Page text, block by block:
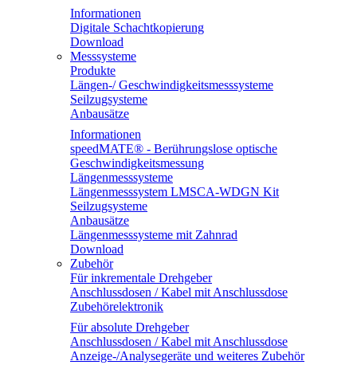
Informationen
Digitale Schachtkopierung
Download
Messsysteme
Produkte
Längen-/ Geschwindigkeitsmesssysteme
Seilzugsysteme
Anbausätze
Informationen
speedMATE® - Berührungslose optische
Geschwindigkeitsmessung
Längenmesssysteme
Längenmesssystem LMSCA-WDGN Kit
Seilzugsysteme
Anbausätze
Längenmesssysteme mit Zahnrad
Download
Zubehör
Für inkrementale Drehgeber
Anschlussdosen / Kabel mit Anschlussdose
Zubehörelektronik
Für absolute Drehgeber
Anschlussdosen / Kabel mit Anschlussdose
Anzeige-/Analysegeräte und weiteres Zubehör